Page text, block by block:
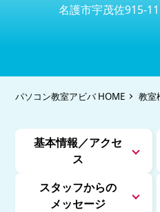
名護市宇茂佐915-
パソコン教室アビバ HOME 教室
基本情報／アクセ
ス
スタッフからの
メッセージ